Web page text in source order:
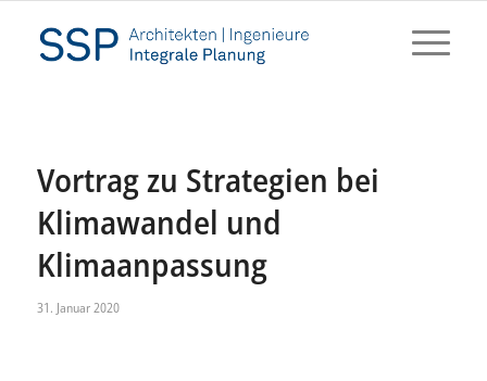
Vortrag zu Strategien bei
Klimawandel und
Klimaanpassung
31. Januar 2020